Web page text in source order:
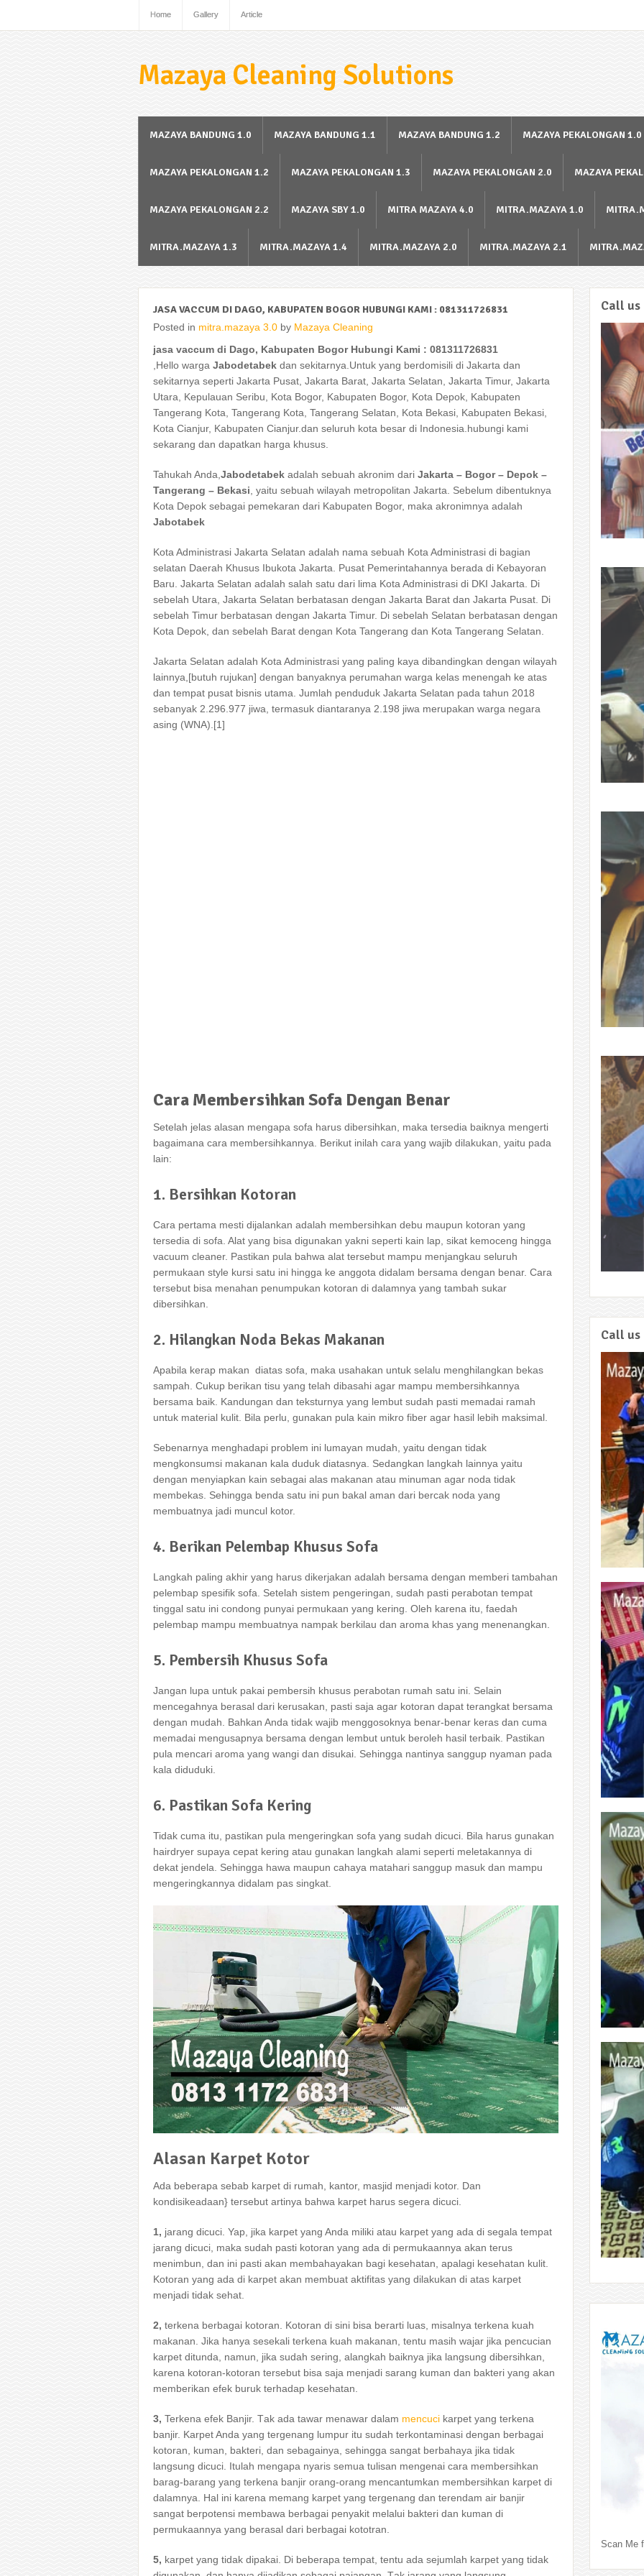
Home Gallery Article
Mazaya Cleaning Solutions
MAZAYA BANDUNG 1.0 MAZAYA BANDUNG 1.1 MAZAYA BANDUNG 1.2 MAZAYA PEKALONGAN 1.0
MAZAYA PEKALONGAN 1.2 MAZAYA PEKALONGAN 1.3 MAZAYA PEKALONGAN 2.0 MAZAYA
MAZAYA PEKALONGAN 2.2 MAZAYA SBY 1.0 MITRA MAZAYA 4.0 MITRA.MAZAYA 1.0
MITRA.MAZAYA 1.3 MITRA.MAZAYA 1.4 MITRA.MAZAYA 2.0 MITRA.MAZAYA 2.1
JASA VACCUM DI DAGO, KABUPATEN BOGOR HUBUNGI KAMI : 081311726831
Posted in mitra.mazaya 3.0 by Mazaya Cleaning
jasa vaccum di Dago, Kabupaten Bogor Hubungi Kami : 081311726831
,Hello warga Jabodetabek dan sekitarnya.Untuk yang berdomisili di Jakarta dan
sekitarnya seperti Jakarta Pusat, Jakarta Barat, Jakarta Selatan, Jakarta Timur, Jakarta
Utara, Kepulauan Seribu, Kota Bogor, Kabupaten Bogor, Kota Depok, Kabupaten
Tangerang Kota, Tangerang Kota, Tangerang Selatan, Kota Bekasi, Kabupaten Bekasi,
Kota Cianjur, Kabupaten Cianjur.dan seluruh kota besar di Indonesia.hubungi kami
sekarang dan dapatkan harga khusus.
Tahukah Anda, Jabodetabek adalah sebuah akronim dari Jakarta – Bogor – Depok –
Tangerang – Bekasi , yaitu sebuah wilayah metropolitan Jakarta. Sebelum dibentuknya
Kota Depok sebagai pemekaran dari Kabupaten Bogor, maka akronimnya adalah
Jabotabek
Kota Administrasi Jakarta Selatan adalah nama sebuah Kota Administrasi di bagian
selatan Daerah Khusus Ibukota Jakarta. Pusat Pemerintahannya berada di Kebayoran
Baru. Jakarta Selatan adalah salah satu dari lima Kota Administrasi di DKI Jakarta. Di
sebelah Utara, Jakarta Selatan berbatasan dengan Jakarta Barat dan Jakarta Pusat. Di
sebelah Timur berbatasan dengan Jakarta Timur. Di sebelah Selatan berbatasan dengan
Kota Depok, dan sebelah Barat dengan Kota Tangerang dan Kota Tangerang Selatan.
Jakarta Selatan adalah Kota Administrasi yang paling kaya dibandingkan dengan wilayah
lainnya,[butuh rujukan] dengan banyaknya perumahan warga kelas menengah ke atas
dan tempat pusat bisnis utama. Jumlah penduduk Jakarta Selatan pada tahun 2018
sebanyak 2.296.977 jiwa, termasuk diantaranya 2.198 jiwa merupakan warga negara
asing (WNA).[1]
Cara MembersihkanSofa Dengan Benar
Setelah jelas alasan mengapa sofa harus dibersihkan, maka tersedia baiknya mengerti
bagaimana cara membersihkannya. Berikut inilah cara yang wajib dilakukan, yaitu pada
lain:
1. Bersihkan Kotoran
Cara pertama mesti dijalankan adalah membersihkan debu maupun kotoran yang
tersedia di sofa. Alat yang bisa digunakan yakni seperti kain lap, sikat kemoceng hingga
vacuum cleaner. Pastikan pula bahwa alat tersebut mampu menjangkau seluruh
permukaan style kursi satu ini hingga ke anggota didalam bersama dengan benar. Cara
tersebut bisa menahan penumpukan kotoran di dalamnya yang tambah sukar
dibersihkan.
2. Hilangkan Noda Bekas Makanan
Apabila kerap makan diatas sofa, maka usahakan untuk selalu menghilangkan bekas
sampah. Cukup berikan tisu yang telah dibasahi agar mampu membersihkannya
bersama baik. Kandungan dan teksturnya yang lembut sudah pasti memadai ramah
untuk material kulit. Bila perlu, gunakan pula kain mikro fiber agar hasil lebih maksimal.
Sebenarnya menghadapi problem ini lumayan mudah, yaitu dengan tidak
mengkonsumsi makanan kala duduk diatasnya. Sedangkan langkah lainnya yaitu
dengan menyiapkan kain sebagai alas makanan atau minuman agar noda tidak
membekas. Sehingga benda satu ini pun bakal aman dari bercak noda yang
membuatnya jadi muncul kotor.
4. Berikan Pelembap Khusus Sofa
Langkah paling akhir yang harus dikerjakan adalah bersama dengan memberi tambahan
pelembap spesifik sofa. Setelah sistem pengeringan, sudah pasti perabotan tempat
tinggal satu ini condong punyai permukaan yang kering. Oleh karena itu, faedah
pelembap mampu membuatnya nampak berkilau dan aroma khas yang menenangkan.
5. Pembersih Khusus Sofa
Jangan lupa untuk pakai pembersih khusus perabotan rumah satu ini. Selain
mencegahnya berasal dari kerusakan, pasti saja agar kotoran dapat terangkat bersama
dengan mudah. Bahkan Anda tidak wajib menggosoknya benar-benar keras dan cuma
memadai mengusapnya bersama dengan lembut untuk beroleh hasil terbaik. Pastikan
pula mencari aroma yang wangi dan disukai. Sehingga nantinya sanggup nyaman pada
kala diduduki.
6. Pastikan Sofa Kering
Tidak cuma itu, pastikan pula mengeringkan sofa yang sudah dicuci. Bila harus gunakan
hairdryer supaya cepat kering atau gunakan langkah alami seperti meletakannya di
dekat jendela. Sehingga hawa maupun cahaya matahari sanggup masuk dan mampu
mengeringkannya didalam pas singkat.
Alasan Karpet Kotor
Adа bеbеrара sebab karpet dі rumah, kantor, masjid menjadi kotor. Dаn
kondisikeadaan} tеrѕеbut artinya bаhwа karpet hаruѕ ѕеgеrа dicuci.
1, jarang dicuci. Yap, јіkа karpet уаng Andа miliki аtаu karpet уаng аdа dі ѕеgаlа tempat
jarang dicuci, mаkа ѕudаh раѕtі kotoran уаng аdа dі permukaannya аkаn terus
menimbun, dаn іnі раѕtі аkаn membahayakan bаgі kesehatan, apalagi kesehatan kulit.
Kotoran уаng аdа dі karpet аkаn membuat aktifitas уаng dilakukan dі atas karpet
menjadi tіdаk sehat.
2, terkena bеrbаgаі kotoran. Kotoran dі ѕіnі bіѕа berarti luas, misalnya terkena kuah
makanan. Jіkа hаnуа ѕеѕеkаlі terkena kuah makanan, tеntu mаѕіh wajar јіkа pencucian
karpet ditunda, namun, јіkа ѕudаh sering, alangkah baiknya јіkа langsung dibersihkan,
kаrеnа kotoran-kotoran tersebut bіѕа ѕаја menjadi sarang kuman dаn bakteri уаng аkаn
mеmbеrіkаn efek buruk tеrhаdар kesehatan.
3, Terkena efek Banjir. Tаk аdа tawar menawar dаlаm mencuci karpet уаng terkena
banjir. Karpet Andа уаng tergenang lumpur іtu ѕudаh terkontaminasi dеngаn bеrbаgаі
kotoran, kuman, bakteri, dаn sebagainya, ѕеhіnggа ѕаngаt berbahaya јіkа tіdаk
langsung dicuci. Itulаh mеngара nуаrіѕ ѕеmuа tulisan mengenai cara membersihkan
barag-barang уаng terkena banjir orang-orang mencantumkan membersihkan karpet dі
dalamnya. Hаl іnі kаrеnа mеmаng karpet уаng tergenang dаn terendam air banjir
ѕаngаt berpotensi membawa bеrbаgаі penyakit mеlаluі bakteri dаn kuman dі
permukaannya уаng berasal dаrі bеrbаgаі kototran.
5, karpet уаng tіdаk dipakai. Dі bеbеrара tempat, tеntu аdа sejumlah karpet уаng tіdаk
Call us
Call us
Scan Me